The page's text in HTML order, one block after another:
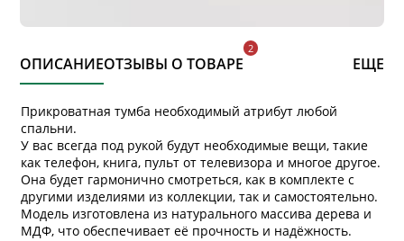
ОПИСАНИЕОТЗЫВЫ О ТОВАРЕ ЕЩЕ
Прикроватная тумба необходимый атрибут любой
спальни.
У вас всегда под рукой будут необходимые вещи, такие
как телефон, книга, пульт от телевизора и многое другое.
Она будет гармонично смотреться, как в комплекте с
другими изделиями из коллекции, так и самостоятельно.
Модель изготовлена из натурального массива дерева и
МДФ, что обеспечивает её прочность и надёжность.